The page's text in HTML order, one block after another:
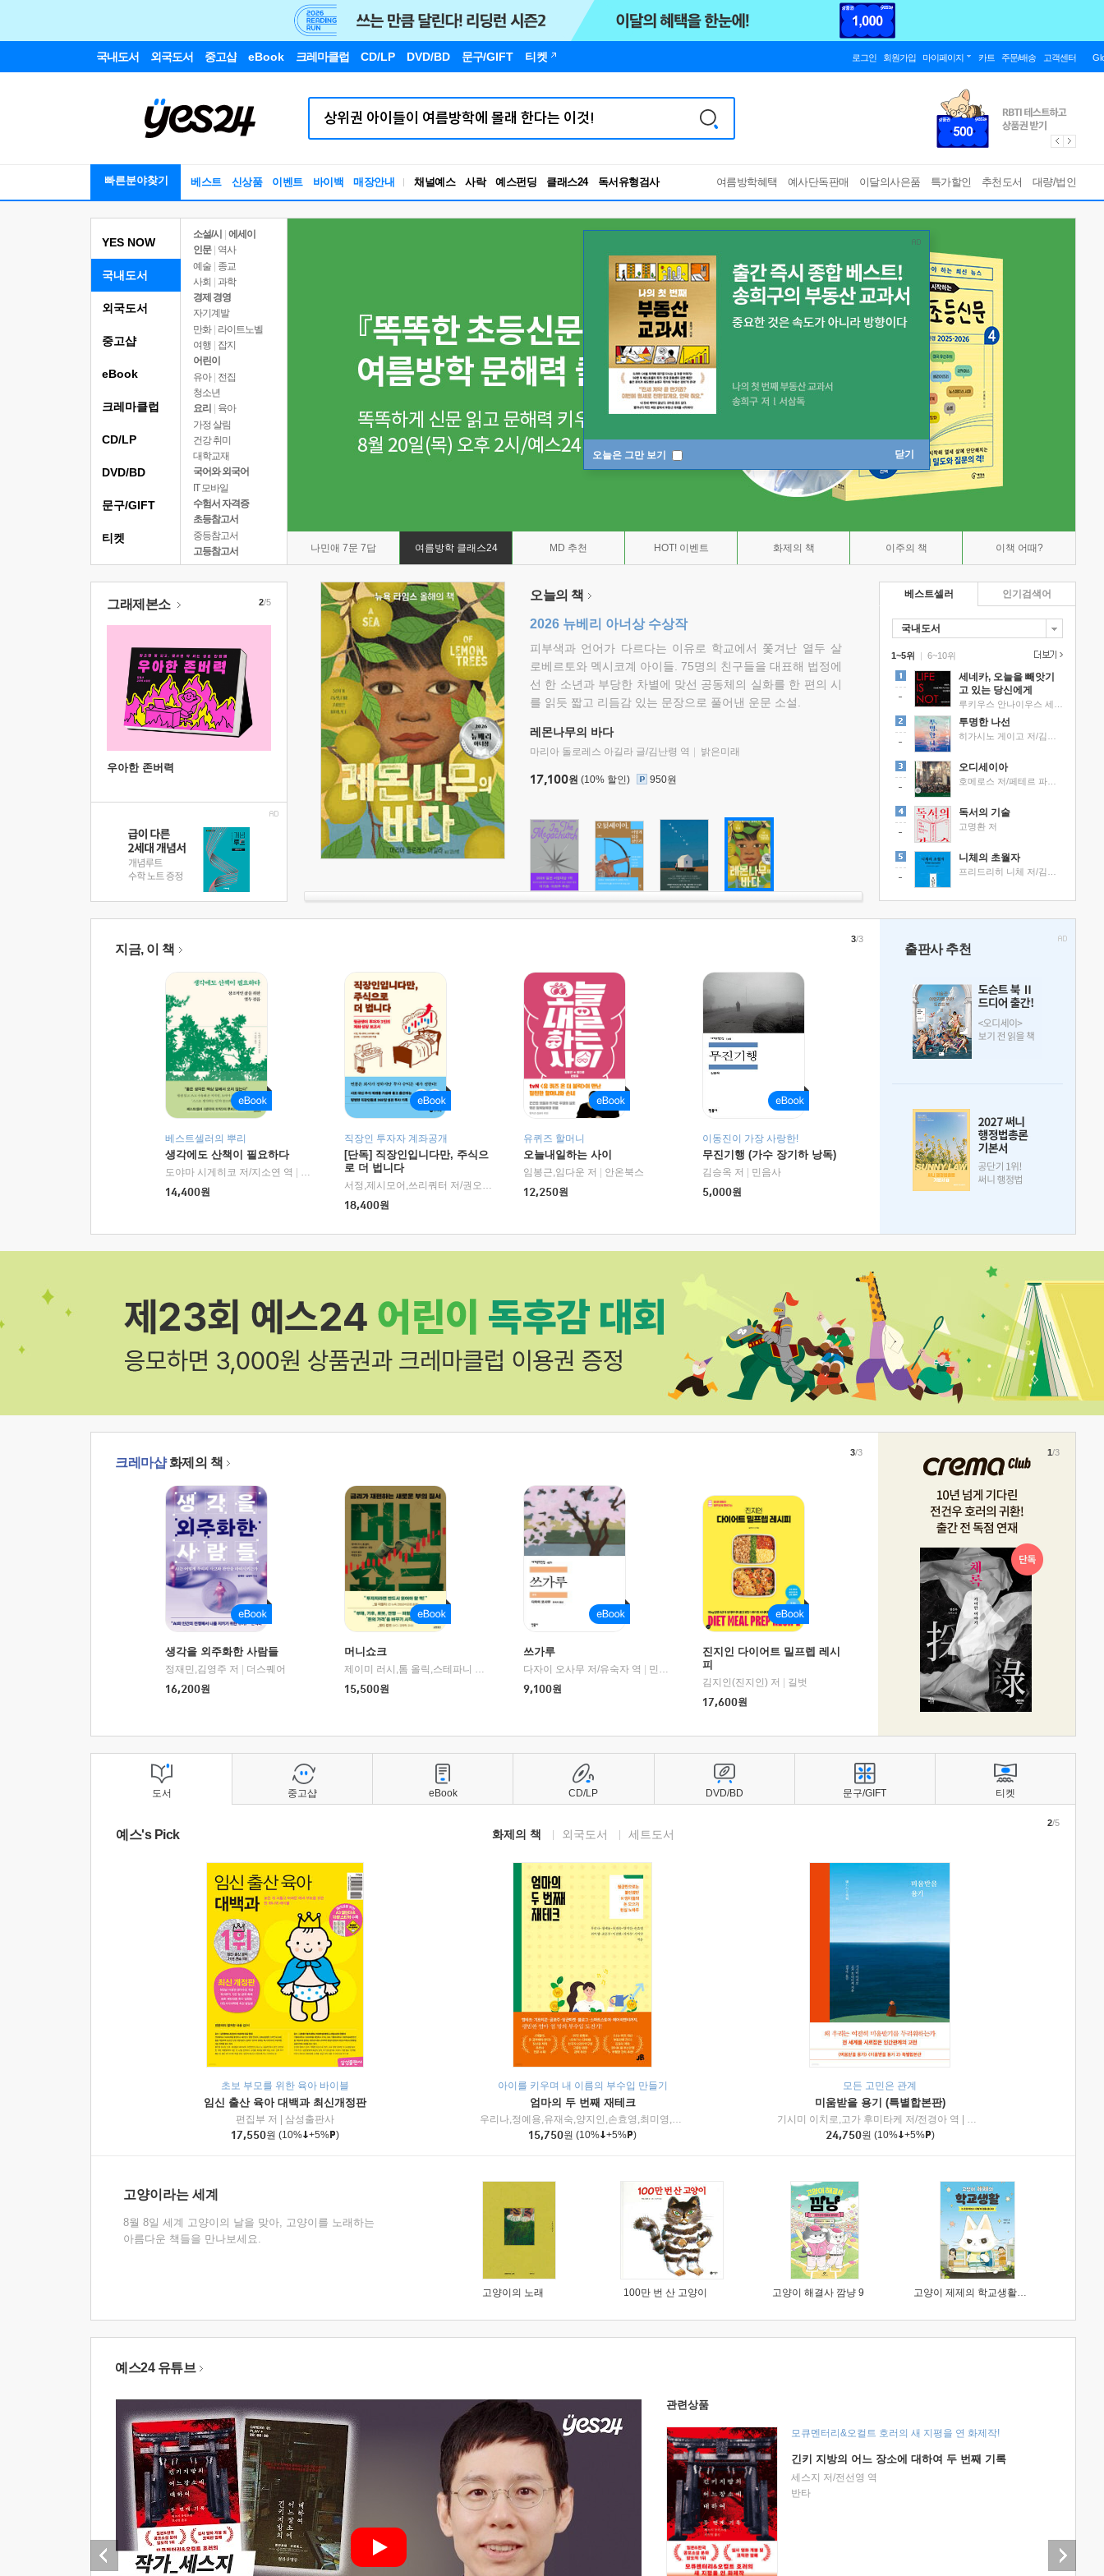
국내도서 외국도서 중고샵 eBook 크레마클럽 CD/LP DVD/BD 문구/GIFT 티켓 로그인 회원가입 마이페이지 카트 주문/배송 고객센터
빠른분야찾기 베스트 신상품 이벤트 바이백 매장안내 채널예스 사락 예스펀딩 클래스24
RBTI Lab
독서유형검사
여름방학혜택 예사단독판매 이달의사은품 특가할인 추천도서 대량/법인
오늘은 그만 보기 닫기
YES NOW
국내도서
소설/시
에세이
인문
역사
예술 | 종교
사회 | 과학
경제 경영
자기계발
만화 | 라이트노벨
여행
잡지
어린이
유아 | 전집
청소년
요리
육아
가정 살림
건강 취미
대학교재
국어와 외국어
IT 모바일
수험서 자격증
초등참고서
중등참고서
고등참고서
나민애 7문 7답 여름방학 클래스24 MD 추천 HOT! 이벤트 화제의 책 이주의 책 이책 어때?
외국도서
중고샵
eBook
크레마클럽
CD/LP
DVD/BD
문구/GIFT
티켓
그래제본소
우아한 존버력
2/5 오늘의 책
2026 뉴베리 아너상 수상작
피부색과 언어가 다르다는 이유로 학교에서 쫓겨난 열두 살
로베르토와 멕시코계 아이들. 75명의 친구들을 대표해 법정에
선 한 소년과 부당한 차별에 맞선 공동체의 실화를 한 편의 시
를 읽듯 짧고 리듬감 있는 문장으로 풀어낸 운문 소설.
레몬나무의 바다
마리아 돌로레스 아길라 글/김난령 역 밝은미래
17,100원 (10% 할인) 950원
베스트셀러
국내도서
1~5위 |
세네카, 오늘을 빼앗기
고 있는 당신에게
투명한 나선
오디세이아
독서의 기술
고명환 저
니체의 초월자
6~10위
인기검색어
지금, 이 책
베스트셀러의 뿌리
생각에도 산책이 필요하다
도야마 시게히코 저/지소연 역
알에이치코리아(RHK)
14,400원
직장인 투자자 계좌공개
[단독] 직장인입니다만, 주식으
로 더 법니다
서정,제시모어,쓰리쿼터 저/권오태,시그널리포트 편
18,400원
유퀴즈 할머니
오늘내일하는 사이
임봉근,임다운 저
안온북스
12,250원
이동진이 가장 사랑한!
무진기행 (가수 장기하 낭독)
김승옥 저
민음사
5,000원
3/3
출판사 추천
크레마샵화제의 책
생각을 외주화한 사람들
정재민,김영주 저
더스퀘어
16,200원
머니쇼크
제이미 러시,톰 올릭,스테파니 플랜더스 편저/임경은 역/박정호 감수 |
교보문고
15,500원
쓰가루
다자이 오사무 저/유숙자 역
민음사
9,100원
진지인 다이어트 밀프렙 레시
피
김지인(진지인) 저
길벗
17,600원
3/3 1/3
도서
예스's Pick 화제의 책 외국도서 세트도서
초보 부모를 위한 육아 바이블
임신 출산 육아 대백과 최신개정판
편집부 저
삼성출판사
17,550원 (10% +5% )
아이를 키우며 내 이름의 부수입 만들기
엄마의 두 번째 재테크
우리나,정예용,유재숙,양지인,손효영,최미영,조민주,이진현,차미숙,서미숙 저 | 제이브리즈북스
15,750원 (10% +5% )
모든 고민은 관계
미움받을 용기 (특별합본판)
기시미 이치로,고가 후미타케 저/전경아 역
인플루엔셜
24,750원 (10% +5% )
2/5
고양이라는 세계
8월 8일 세계 고양이의 날을 맞아, 고양이를 노래하는
아름다운 책들을 만나보세요.
고양이의 노래 100만 번 산 고양이 고양이 해결사 깜냥 9 고양이 제제의 학교생활 1 : 초등학생이 이렇게 힘들 줄이야
중고샵 eBook CD/LP DVD/BD 문구/GIFT 티켓
예스24 유튜브
관련상품
모큐멘터리&오컬트 호러의 새 지평을 연 화제작!
긴키 지방의 어느 장소에 대하여 두 번째 기록
세스지 저/전선영 역
반타